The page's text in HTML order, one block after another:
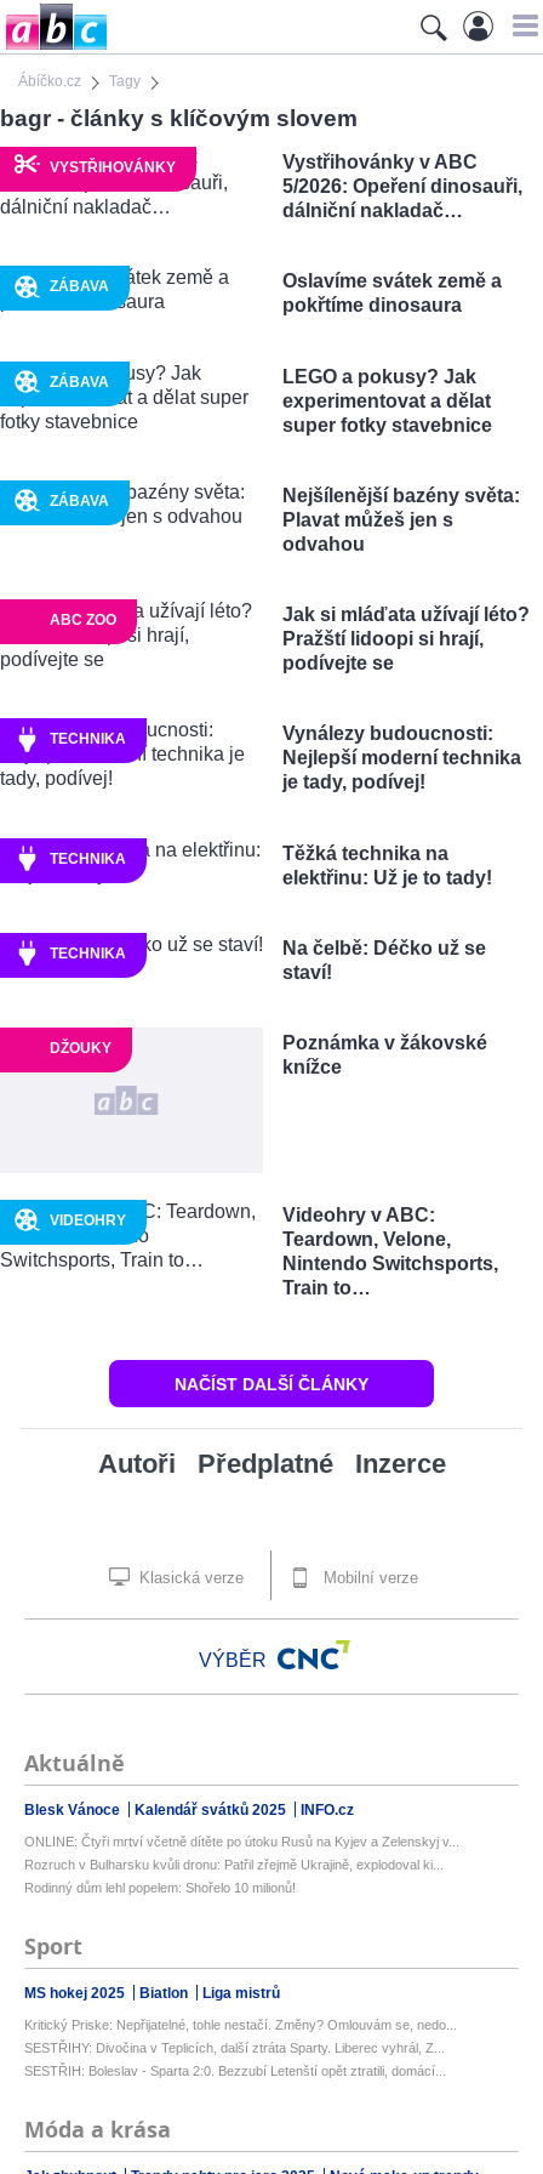
Ábíčko.cz Tagy
bagr - články s klíčovým slovem
VYSTŘIHOVÁNKY
Vystřihovánky v ABC
5/2026: Opeření dinosauři,
dálniční nakladač…
ZÁBAVA
Oslavíme svátek země a
pokřtíme dinosaura
ZÁBAVA
LEGO a pokusy? Jak
experimentovat a dělat
super fotky stavebnice
ZÁBAVA
Nejšílenější bazény světa:
Plavat můžeš jen s
odvahou
ABC ZOO
Jak si mláďata užívají léto?
Pražští lidoopi si hrají,
podívejte se
TECHNIKA
Vynálezy budoucnosti:
Nejlepší moderní technika
je tady, podívej!
TECHNIKA
Těžká technika na
elektřinu: Už je to tady!
TECHNIKA
Na čelbě: Déčko už se
staví!
DŽOUKY
Poznámka v žákovské
knížce
VIDEOHRY
Videohry v ABC:
Teardown, Velone,
Nintendo Switchsports,
Train to…
NAČÍST DALŠÍ ČLÁNKY
Autoři Předplatné Inzerce
Klasická verze Mobilní verze
VÝBĚR
Aktuálně
Blesk Vánoce Kalendář svátků 2025 INFO.cz
ONLINE: Čtyři mrtví včetně dítěte po útoku Rusů na Kyjev a Zelenskyj v...
Rozruch v Bulharsku kvůli dronu: Patřil zřejmě Ukrajině, explodoval ki...
Rodinný dům lehl popelem: Shořelo 10 milionů!
Sport
MS hokej 2025 Biatlon Liga mistrů
Kritický Priske: Nepřijatelné, tohle nestačí. Změny? Omlouvám se, nedo...
SESTŘIHY: Divočina v Teplicích, další ztráta Sparty. Liberec vyhrál, Z...
SESTŘIH: Boleslav - Sparta 2:0. Bezzubí Letenští opět ztratili, domácí...
Móda a krása